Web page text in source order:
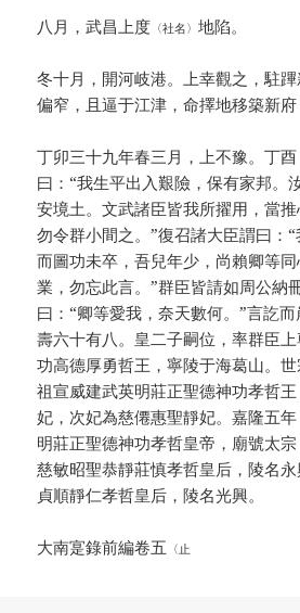
八月，武昌上度 〈社名〉地陷。
冬十月，開河岐港。上幸觀之，駐
偏窄，且逼于江津，命擇地移築新府
丁卯三十九年春三月，上不豫。丁
曰：“我生平出入艱險，保有家邦。
安境土。文武諸臣皆我所擢用，當推
勿令群小間之。”復召諸大臣謂曰：“
而圖功未卒，吾兒年少，尚賴卿等
業，勿忘此言。”群臣皆請如周公納
曰：“卿等愛我，奈天數何。”言訖而
壽六十有八。皇二子嗣位，率群臣
功高德厚勇哲王，寧陵于海葛山。
祖宣威建武英明莊正聖德神功孝哲
妃，次妃為慈僊惠聖靜妃。嘉隆五
明莊正聖德神功孝哲皇帝，廟號太
慈敏昭聖恭靜莊慎孝哲皇后，陵名
貞順靜仁孝哲皇后，陵名光興。
大南寔錄前編卷五 〈止